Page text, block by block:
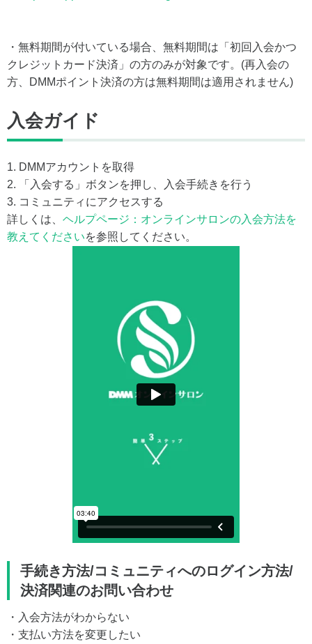
・無料期間が付いている場合、無料期間は「初回入会かつ
クレジットカード決済」の方のみが対象です。(再入会の
方、DMMポイント決済の方は無料期間は適用されません)
入会ガイド
1. DMMアカウントを取得
2. 「入会する」ボタンを押し、入会手続きを行う
3. コミュニティにアクセスする
詳しくは、 ヘルプページ：オンラインサロンの入会方法を
教えてくださいを参照してください。
手続き方法/コミュニティへのログイン方法/
決済関連のお問い合わせ
・入会方法がわからない
・支払い方法を変更したい